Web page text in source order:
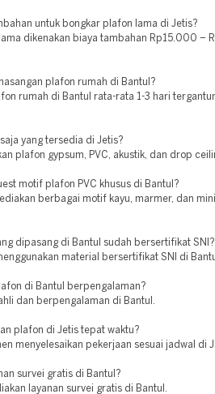
untuk bongkar plafon lama di Jetis?
dikenakan biaya tambahan Rp15.000 –
plafon rumah di Bantul?
rumah di Bantul rata-rata 1-3 hari
yang tersedia di Jetis?
plafon gypsum, PVC, akustik, dan drop
motif plafon PVC khusus di Bantul?
berbagai motif kayu, marmer, dan
dipasang di Bantul sudah bersertifikat SNI?
material bersertifikat SNI di
di Bantul berpengalaman?
dan berpengalaman di Bantul.
plafon di Jetis tepat waktu?
menyelesaikan pekerjaan sesuai jadwal di
survei gratis di Bantul?
layanan survei gratis di Bantul.